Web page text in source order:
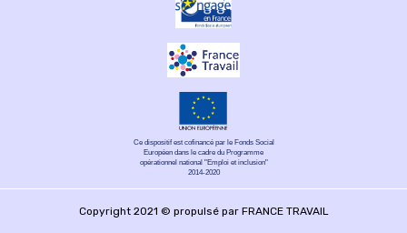
Ce dispositif est cofinancé par le Fonds Social
Européen dans le cadre du Programme
opérationnel national "Emploi et inclusion"
2014-2020
Copyright 2021 © propulsé par FRANCE TRAVAIL